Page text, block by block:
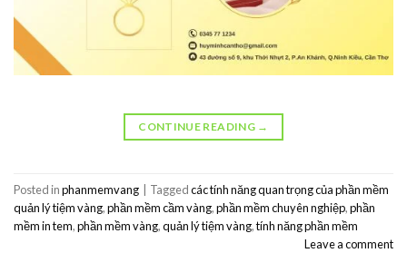
CONTINUE READING →
Posted inphanmemvang | Taggedcác tính năng quan trọng của phần mềm
quản lý tiệm vàng,phần mềm cầm vàng,phần mềm chuyên nghiệp,phần
mềm in tem,phần mềm vàng,quản lý tiệm vàng,tính năng phần mềm
Leave a comment